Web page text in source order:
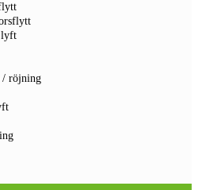
lyft
/ röjning